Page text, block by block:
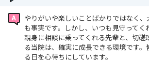
やりがいや楽しいことばかりではなく
も事実です。しかし、いつも見守ってく
親身に相談に乗ってくれる先輩と、切磋
る当院は、確実に成長できる環境です
る日を心待ちにしています。